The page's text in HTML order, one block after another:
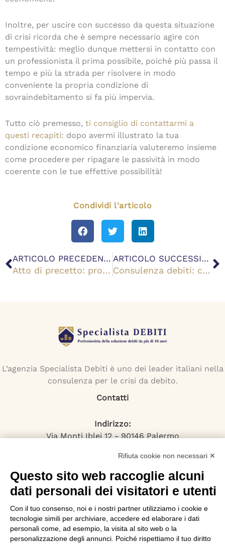
Inoltre, per uscire con successo da questa situazione
di crisi ricorda che è sempre necessario agire con
tempestività: meglio dunque mettersi in contatto con
un professionista il prima possibile, poiché più passa il
tempo e più la strada per risolvere in modo
conveniente la propria condizione di
sovraindebitamento si fa più impervia.
Tutto ciò premesso, ti consiglio di contattarmi a
questi recapiti: dopo avermi illustrato la tua
condizione economico finanziaria valuteremo insieme
come procedere per ripagare le passività in modo
coerente con le tue effettive possibilità!
Condividi l'articolo
Precedente ARTICOLO PRECEDENTE
Atto di precetto: procedura, come funziona e quando opporsi
ARTICOLO SUCCESSIVO
Consulenza debiti: come accedere al piano del consumatore
L’agenzia Specialista Debiti è uno dei leader italiani nella
consulenza per le crisi da debito.
Contatti
Indirizzo:
Via Monti Iblei 12 - 90146 Palermo
Numero Verde:
800-034.597
contattaci@specialistadebiti.it
I nostri servizi
Esdebitamento
Rifiuta cookie non necessari ✕
Questo sito web raccoglie alcuni
dati personali dei visitatori e utenti
Con il tuo consenso, noi e i nostri partner utilizziamo i cookie e
tecnologie simili per archiviare, accedere ed elaborare i dati
personali come, ad esempio, la visita al sito web o la
personalizzazione degli annunci. Poiché rispettiamo il tuo diritto